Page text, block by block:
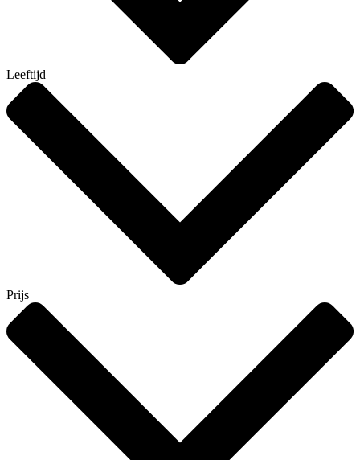
Leeftijd
Prijs